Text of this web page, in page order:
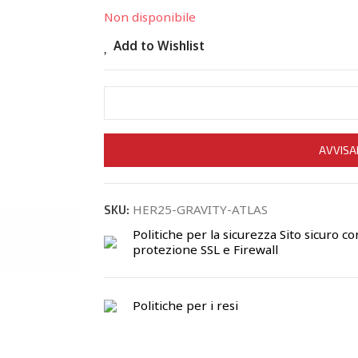
Non disponibile
Add to Wishlist
SKU: HER25-GRAVITY-ATLAS
Politiche per la sicurezza Sito sicuro
protezione SSL e Firewall
Politiche per i resi